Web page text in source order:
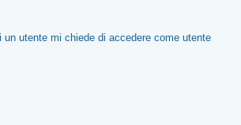
utente mi chiede di accedere come utente